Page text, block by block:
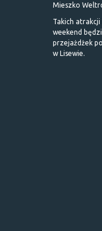
Mieszko
Takich
weekend
przejażdżek
w Lisewie.